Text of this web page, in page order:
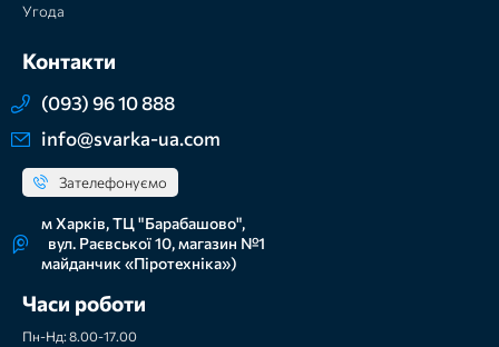
Угода
Контакти
(093) 96 10 888
info@svarka-ua.com
Зателефонуємо
м Харків, ТЦ "Барабашово",
вул. Раєвської 10, магазин №1
майданчик «Піротехніка»)
Часи роботи
Пн-Нд: 8.00-17.00